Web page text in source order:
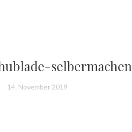
selbermachen
14. November 2019